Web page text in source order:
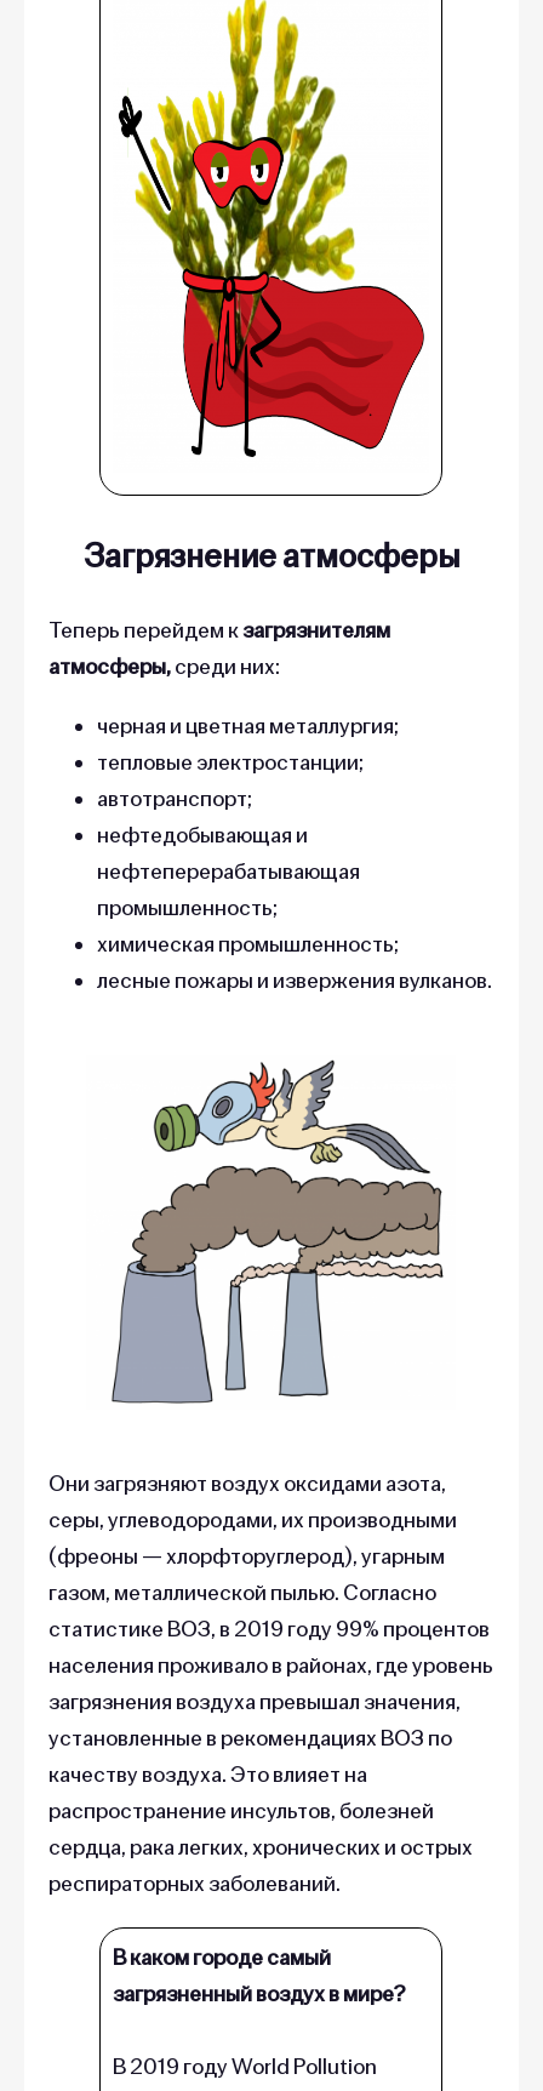
Загрязнение атмосферы
Теперь перейдем кзагрязнителям
атмосферы,среди них:
черная и цветная металлургия;
тепловые электростанции;
автотранспорт;
нефтедобывающая и
нефтеперерабатывающая
промышленность;
химическая промышленность;
лесные пожары и извержения вулканов.
Они загрязняют воздух оксидами азота,
серы, углеводородами, их производными
(фреоны — хлорфторуглерод), угарным
газом, металлической пылью. Согласно
статистике ВОЗ, в 2019 году 99% процентов
населения проживало в районах, где уровень
загрязнения воздуха превышал значения,
установленные в рекомендациях ВОЗ по
качеству воздуха. Это влияет на
распространение инсультов, болезней
сердца, рака легких, хронических и острых
респираторных заболеваний.
В каком городе самый
загрязненный воздух в мире?
В 2019 году World Pollution